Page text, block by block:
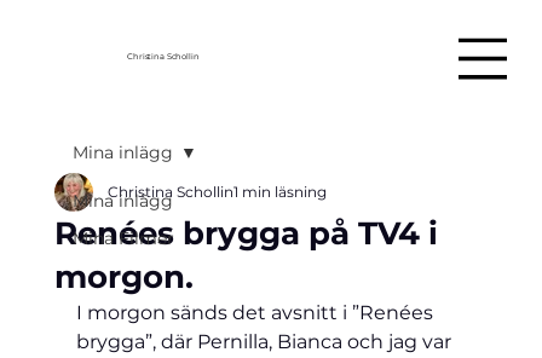
Christina Schollin
Mina inlägg
Mina Filmer
Mina inlägg
Renées brygga på TV4 i
morgon.
Christina Schollin1 min läsning
I morgon sänds det avsnitt i ”Renées
brygga”, där Pernilla, Bianca och jag var